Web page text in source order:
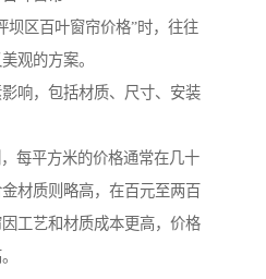
坝区百叶窗帘价格”时，往往
观的方案。
响，包括材质、尺寸、安装
每平方米的价格通常在几十
材质则略高，在百元至两百
工艺和材质成本更高，价格